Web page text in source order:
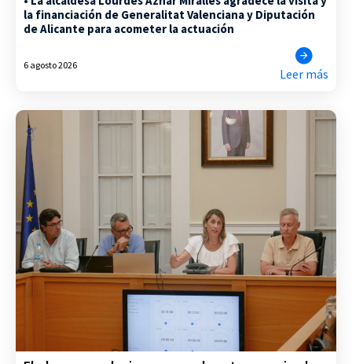
la financiación de Generalitat Valenciana y Diputación
de Alicante para acometer la actuación
6 agosto 2026
Leer más